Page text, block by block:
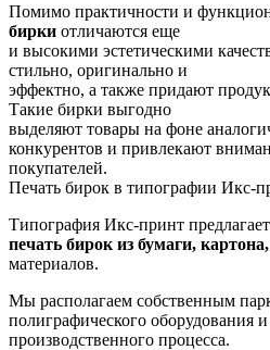
Помимо практичности и
бирки отличаются еще
и высокими эстетическими
стильно, оригинально и
эффектно, а также придают
Такие бирки выгодно
выделяют товары на фоне
конкурентов и привлекают
покупателей.
Печать бирок в типографии Икс-
Типография Икс-принт
печать бирок из бумаги,
материалов.
Мы располагаем собственным
полиграфического оборудования
производственного процесса.